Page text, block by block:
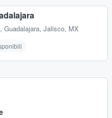
, Guadalajara, Jalisco, MX